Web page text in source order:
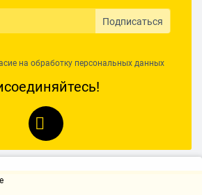
Подписаться
на обработку персональных данных